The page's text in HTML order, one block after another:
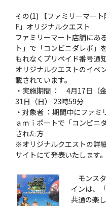
その(1) 【ファミリーマー
F」オリジナルクエスト
ファミリーマート店舗にあ
ト」で「コンビニダレポ」
もれなくプリペイド番号通
オリジナルクエストのイベ
載されています。
・実施期間 ： 4月17日（
31日（日） 23時59分
・対象者 ：期間中にファミ
ａｍｉポートで「コンビニ
された方
※オリジナルクエストの詳
サイトにて発表いたします。
モンス
インは、
共通の楽